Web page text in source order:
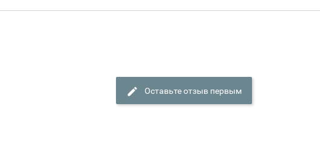
Оставьте отзыв первым